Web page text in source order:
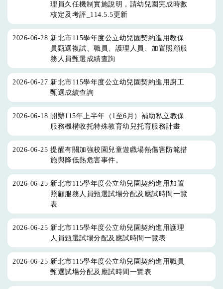
理員久任機制實施說明，請幼兒園完成時數
核定及考評_114.5.5更新
2026-06-28 新北市115學年度公立幼兒園契約進用教保
員甄選複試、職員、護理人員、加置照顧服
務人員甄選成績查詢
2026-06-27 新北市115學年度公立幼兒園契約進用廚工
甄選成績查詢
2026-06-18 開辦115年上半年（1至6月）補助私立教保
服務機構收托特殊教育幼兒托育服務計畫
2026-06-25 提醒有關加強校園兒童遊戲場熱傷害防範措
施與降低熱危害事件。
2026-06-25 新北市115學年度公立幼兒園契約進用加置
照顧服務人員甄選試場分配及應試時間一覽
表
2026-06-25 新北市115學年度公立幼兒園契約進用護理
人員甄選試場分配及應試時間一覽表
2026-06-25 新北市115學年度公立幼兒園契約進用職員
甄選試場分配及應試時間一覽表